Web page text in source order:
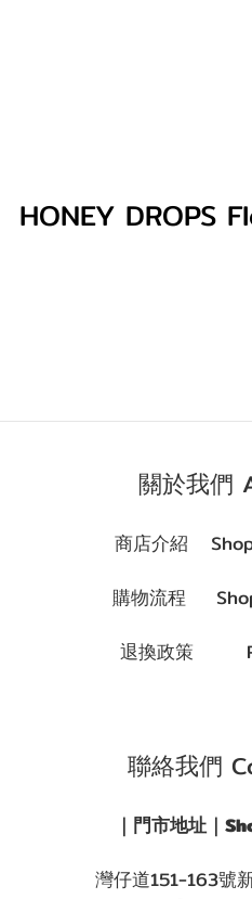
HONEY DROPS
關於我們
商店介紹
購物流程
退換政策
聯絡我們
｜門市地址｜
灣仔道151-163號